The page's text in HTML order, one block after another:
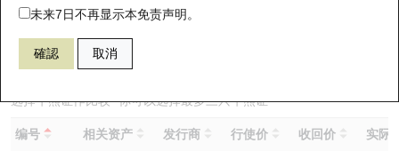
未来7日不再显示本免责声明。
確認 取消
67219 法兴熊证 HSI 恒生指数
选择牛熊证作比较 *你可以选择最多三只牛熊证
编号 相关资产 发行商 行使价 收回价 实际
即将到期认股证
认股证到期结算价查找
认股证分析仪
认股证速算机
牛熊证街货分布图
正股牛熊证列表
新发行瑞银牛熊证
已收回牛熊证剩余价值
十天股证占大市成交
资金流
街货统计
三十大平均引伸波幅
恒指成份股
国指成份股
科指成份股
相关资产沽空
讲座及教育短片
认股证投资者教育
牛熊证投资者教育
认股证牛熊证常问问题